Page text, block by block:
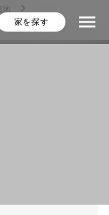
家を探す
地